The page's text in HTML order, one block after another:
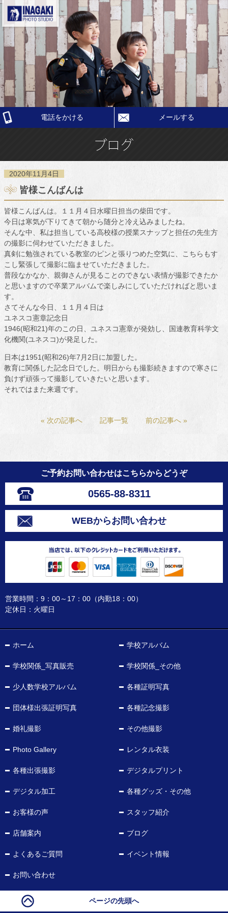
電話をかける メールする
2020年11月4日
皆様こんばんは
皆様こんばんは。１１月４日水曜日担当の柴田です。
今日は寒気が下りてきて朝から随分と冷え込みましたね。
そんな中、私は担当している高校様の授業スナップと担任の先生方
の撮影に伺わせていただきました。
真剣に勉強されている教室のピンと張りつめた空気に、こちらもす
こし緊張して撮影に臨ませていただきました。
普段なかなか、親御さんが見ることのできない表情が撮影できたか
と思いますので卒業アルバムで楽しみにしていただければと思いま
す。
さてそんな今日、１１月４日は
ユネスコ憲章記念日
1946(昭和21)年のこの日、ユネスコ憲章が発効し、国連教育科学文
化機関(ユネスコ)が発足した。
日本は1951(昭和26)年7月2日に加盟した。
教育に関係した記念日でした。明日からも撮影続きますので寒さに
負けず頑張って撮影していきたいと思います。
それではまた来週です。
« 次の記事へ 記事一覧 前の記事へ »
ご予約お問い合わせはこちらからどうぞ
0565-88-8311
WEBからお問い合わせ
営業時間：9：00～17：00（内勤18：00）
定休日：火曜日
ホーム 学校アルバム
学校関係_写真販売 学校関係_その他
少人数学校アルバム 各種証明写真
団体様出張証明写真 各種記念撮影
婚礼撮影 その他撮影
Photo Gallery レンタル衣装
各種出張撮影 デジタルプリント
デジタル加工 各種グッズ・その他
お客様の声 スタッフ紹介
店舗案内 ブログ
よくあるご質問 イベント情報
お問い合わせ
ページの先頭へ